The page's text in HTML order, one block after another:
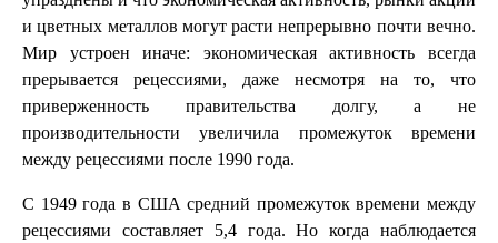
и цветных металлов могут расти непрерывно почти вечно.
Мир устроен иначе: экономическая активность всегда
прерывается рецессиями, даже несмотря на то, что
приверженность правительства долгу, а не
производительности увеличила промежуток времени
между рецессиями после 1990 года.
С 1949 года в США средний промежуток времени между
рецессиями составляет 5,4 года. Но когда наблюдается